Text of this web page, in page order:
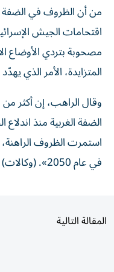
من أن الظروف في الضفة
اقتحامات الجيش
مصحوبة بتردي الأوضاع
المتزايدة، الأمر الذي
وقال الراهب، إن أكثر
الضفة الغربية منذ
استمرت الظروف
في عام 2050». (وكالات)
المقالة التالية